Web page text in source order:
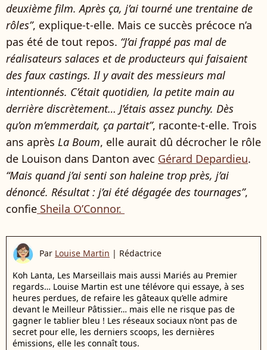
deuxième film. Après ça, j’ai tourné une trentaine de
rôles”, explique-t-elle. Mais ce succès précoce n’a
pas été de tout repos. “J’ai frappé pas mal de
réalisateurs salaces et de producteurs qui faisaient
des faux castings. Il y avait des messieurs mal
intentionnés. C’était quotidien, la petite main au
derrière discrètement… J’étais assez punchy. Dès
qu’on m’emmerdait, ça partait”, raconte-t-elle. Trois
ans après La Boum, elle aurait dû décrocher le rôle
de Louison dans Danton avec Gérard Depardieu.
“Mais quand j’ai senti son haleine trop près, j’ai
dénoncé. Résultat : j’ai été dégagée des tournages”,
confie Sheila O’Connor.
Par Louise Martin | Rédactrice
Koh Lanta, Les Marseillais mais aussi Mariés au Premier
regards… Louise Martin est une télévore qui essaye, à ses
heures perdues, de refaire les gâteaux qu’elle admire
devant le Meilleur Pâtissier… mais elle ne risque pas de
gagner le tablier bleu ! Les réseaux sociaux n’ont pas de
secret pour elle, les derniers scoops, les dernières
émissions, elle les connaît tous.